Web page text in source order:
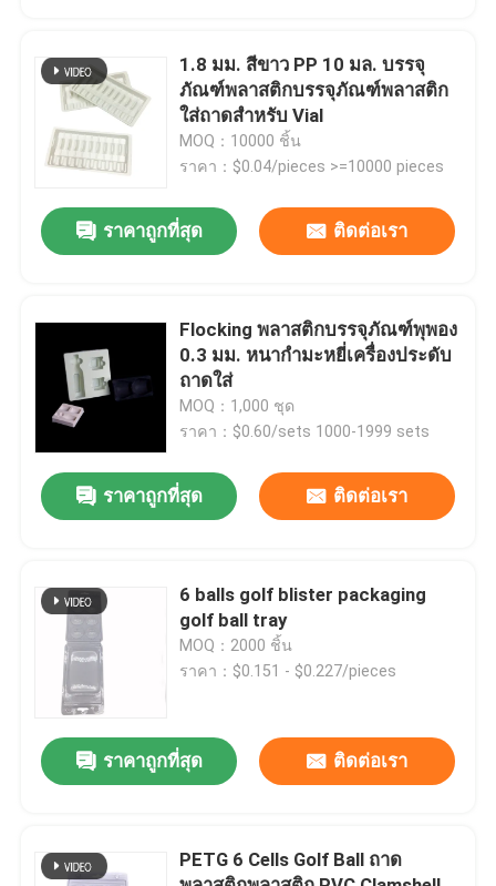
บ้าน
วิดีโอ
เกี่ยวกับเรา
ทัวร์โรงงาน
การควบคุมคุณภาพ
ติดต่อเรา
ข่าว
โฟม EPS EPP
1.8 มม. สีขาว PP 10 มล. บรรจุ
ภัณฑ์พลาสติกบรรจุภัณฑ์พลาสติก
ใส่ถาดสำหรับ Vial
MOQ：10000 ชิ้น
ราคา：$0.04/pieces >=10000 pieces
ราคาถูกที่สุด ติดต่อเรา
Flocking พลาสติกบรรจุภัณฑ์พุพอง
0.3 มม. หนากำมะหยี่เครื่องประดับ
ถาดใส่
MOQ：1,000 ชุด
ราคา：$0.60/sets 1000-1999 sets
ราคาถูกที่สุด ติดต่อเรา
6 balls golf blister packaging
golf ball tray
MOQ：2000 ชิ้น
ราคา：$0.151 - $0.227/pieces
ราคาถูกที่สุด ติดต่อเรา
PETG 6 Cells Golf Ball ถาด